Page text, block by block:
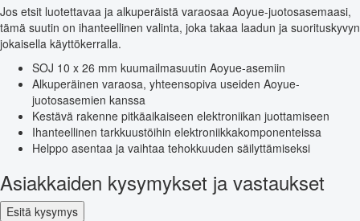
Jos etsit luotettavaa ja alkuperäistä varaosaa Aoyue-juotosasemaasi,
tämä suutin on ihanteellinen valinta, joka takaa laadun ja suorituskyvyn
jokaisella käyttökerralla.
SOJ 10 x 26 mm kuumailmasuutin Aoyue-asemiin
Alkuperäinen varaosa, yhteensopiva useiden Aoyue-
juotosasemien kanssa
Kestävä rakenne pitkäaikaiseen elektroniikan juottamiseen
Ihanteellinen tarkkuustöihin elektroniikkakomponenteissa
Helppo asentaa ja vaihtaa tehokkuuden säilyttämiseksi
Asiakkaiden kysymykset ja vastaukset
Esitä kysymys